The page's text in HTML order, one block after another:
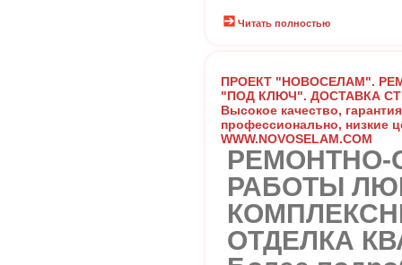
Читать полностью
ПРОЕКТ "НОВОСЕЛАМ".
"ПОД КЛЮЧ". ДОСТАВКА
Высокое качество,
профессионально, низкие
WWW.NOVOSELAM.COM
РАБОТЫ
ОТДЕЛКА